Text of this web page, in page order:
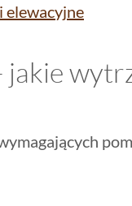
elewacyjne
jakie